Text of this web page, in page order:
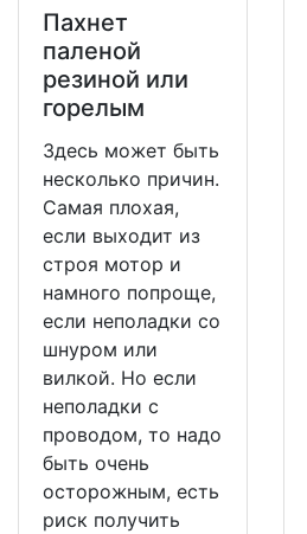
Пахнет
паленой
резиной или
горелым
Здесь может быть
несколько причин.
Самая плохая,
если выходит из
строя мотор и
намного попроще,
если неполадки со
шнуром или
вилкой. Но если
неполадки с
проводом, то надо
быть очень
осторожным, есть
риск получить